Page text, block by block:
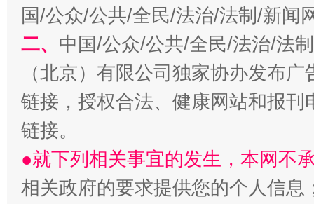
解纷+调解+退费，一次搞定
站台名比不上好声名
国/公众/公共/全民/法治/法制/新闻
二、 中国/公众/公共/全民/法治/法
（北京）有限公司独家协办发布
链接，授权合法、健康网站和报
链接。
●就下列相关事宜的发生，本网不
相关政府的要求提供您的个人信息